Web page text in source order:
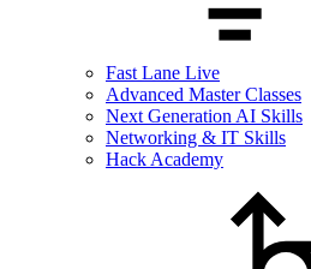
Fast Lane Live
Advanced Master Classes
Next Generation AI Skills
Networking & IT Skills
Hack Academy